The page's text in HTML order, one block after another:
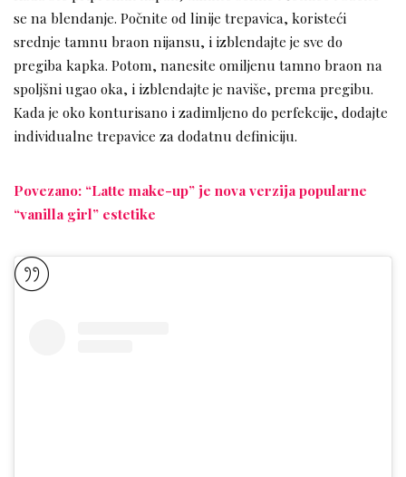
se na blendanje. Počnite od linije trepavica, koristeći
srednje tamnu braon nijansu, i izblendajte je sve do
pregiba kapka. Potom, nanesite omiljenu tamno braon na
spoljšni ugao oka, i izblendajte je naviše, prema pregibu.
Kada je oko konturisano i zadimljeno do perfekcije, dodajte
individualne trepavice za dodatnu definiciju.
Povezano: “Latte make-up” je nova verzija popularne
“vanilla girl” estetike